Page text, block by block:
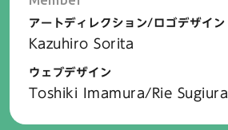
アートディレクション/ロゴデザイン
Kazuhiro Sorita
ウェブデザイン
Toshiki Imamura/Rie Sugiura